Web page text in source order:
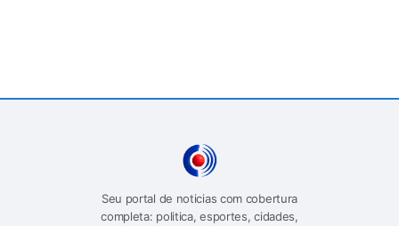
Seu portal de noticias com cobertura
completa: politica, esportes, cidades,